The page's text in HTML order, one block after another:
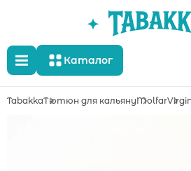
Каталог
TabakkaТютюн для кальянуMolfar